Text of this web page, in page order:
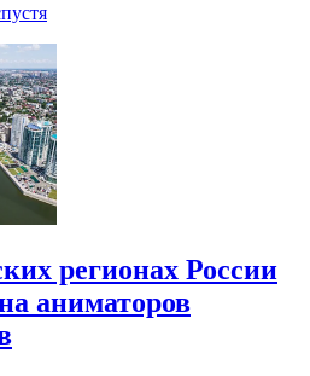
регионах России
аниматоров